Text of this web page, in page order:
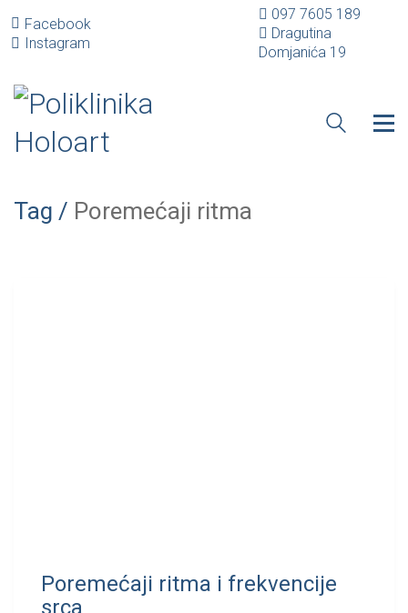
Facebook
Instagram
097 7605 189
Dragutina
Domjanića 19
Tag / Poremećaji ritma
Poremećaji ritma i frekvencije
srca